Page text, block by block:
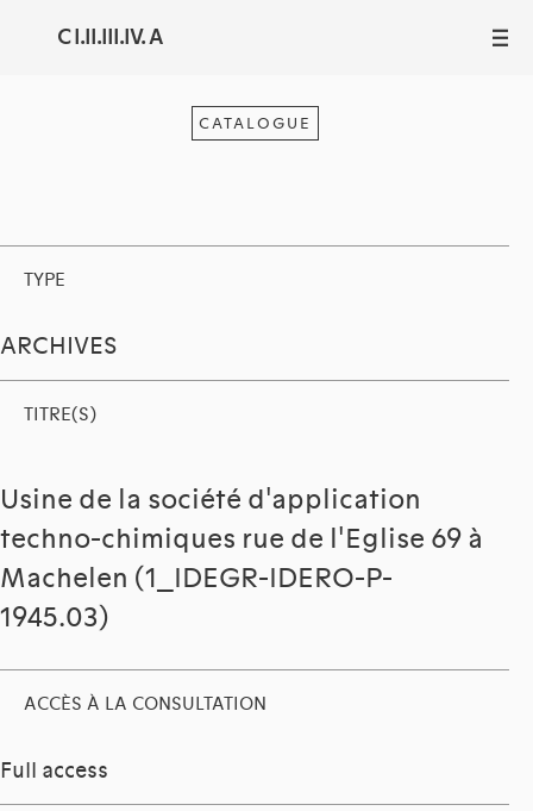
C I.II.III.IV. A III
CATALOGUE
TYPE
ARCHIVES
TITRE(S)
Usine de la société d'application
techno-chimiques rue de l'Eglise 69 à
Machelen (1_IDEGR-IDERO-P-
1945.03)
ACCÈS À LA CONSULTATION
Full access